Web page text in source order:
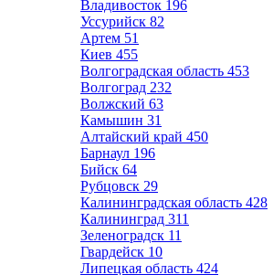
Владивосток 196
Уссурийск 82
Артем 51
Киев 455
Волгоградская область 453
Волгоград 232
Волжский 63
Камышин 31
Алтайский край 450
Барнаул 196
Бийск 64
Рубцовск 29
Калининградская область 428
Калининград 311
Зеленоградск 11
Гвардейск 10
Липецкая область 424